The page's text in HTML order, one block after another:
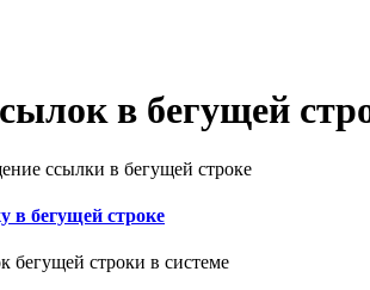
в бегущей
ссылки в бегущей строке
в бегущей строке
бегущей строки в системе